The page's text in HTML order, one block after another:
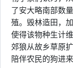
了安大略南部数
殖。毁林造田，
使得该物种生计
郊狼从故乡草原
陪伴农民的狗进来